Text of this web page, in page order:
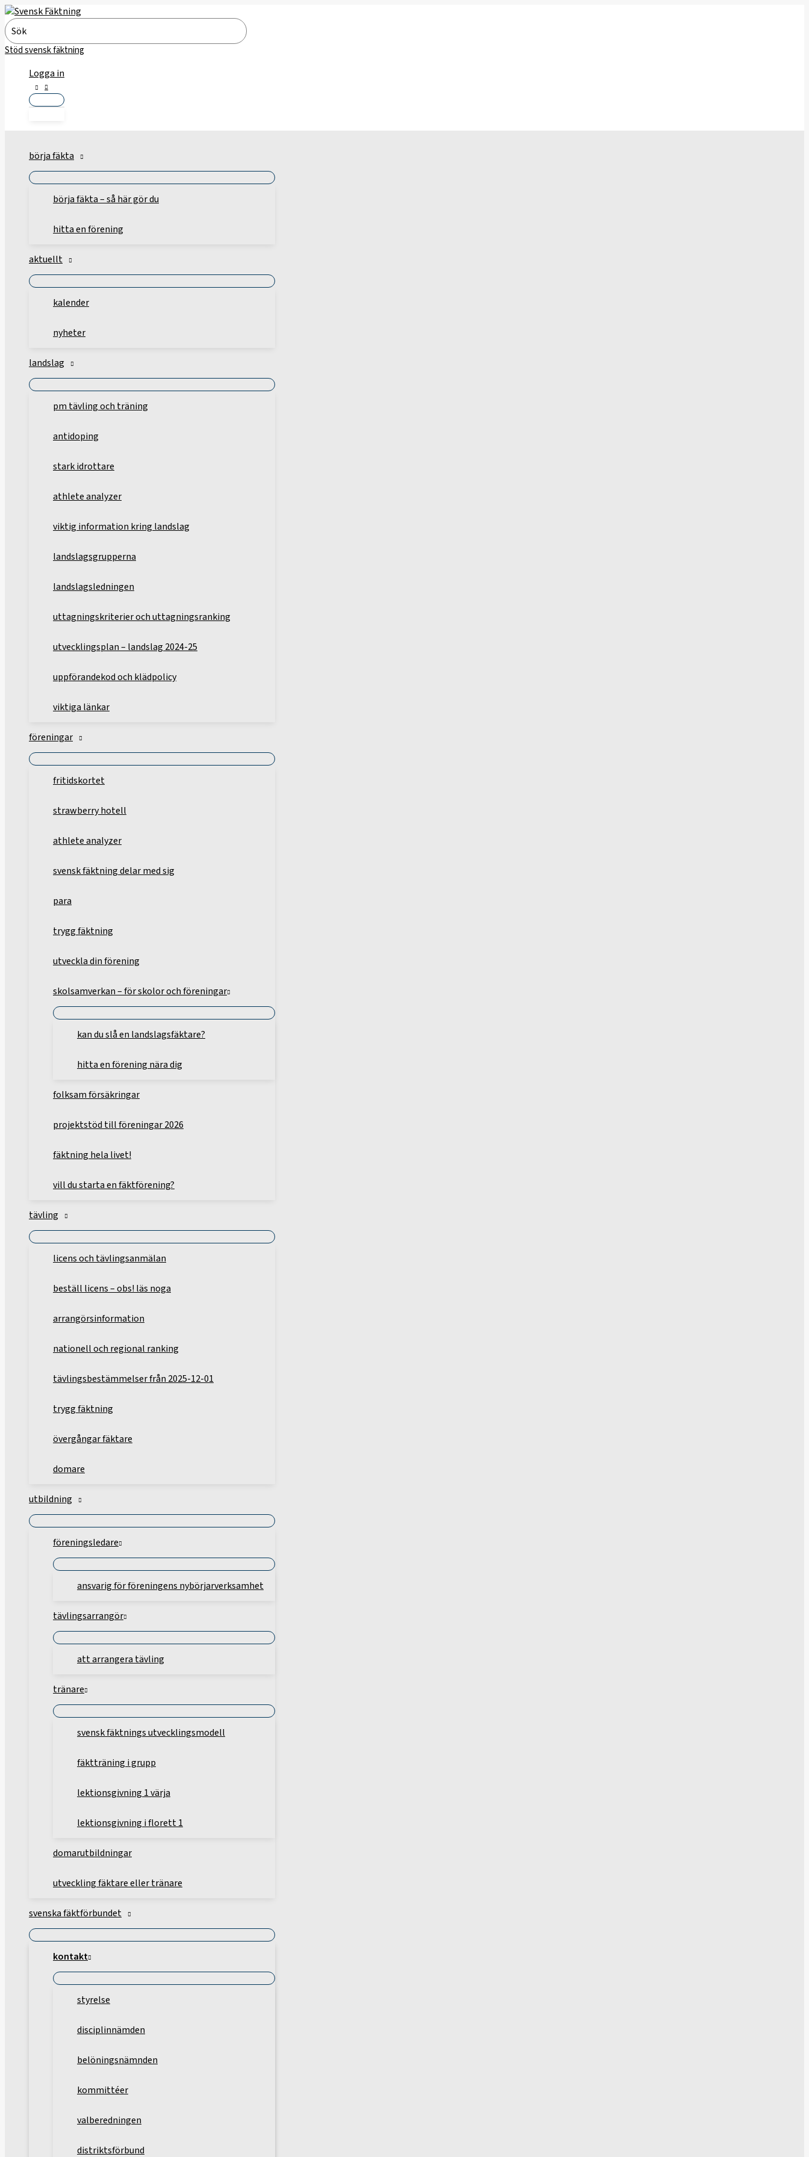
Hoppa
till
innehåll
Search
for:
Stöd svensk fäktning
Logga in
börja fäkta
börja fäkta – så här gör du
hitta en förening
aktuellt
kalender
nyheter
landslag
pm tävling och träning
antidoping
stark idrottare
athlete analyzer
viktig information kring landslag
landslagsgrupperna
landslagsledningen
uttagningskriterier och uttagningsranking
utvecklingsplan – landslag 2024-25
uppförandekod och klädpolicy
viktiga länkar
föreningar
fritidskortet
strawberry hotell
athlete analyzer
svensk fäktning delar med sig
para
trygg fäktning
utveckla din förening
skolsamverkan – för skolor och föreningar
kan du slå en landslagsfäktare?
hitta en förening nära dig
folksam försäkringar
projektstöd till föreningar 2026
fäktning hela livet!
vill du starta en fäktförening?
tävling
licens och tävlingsanmälan
beställ licens – obs! läs noga
arrangörsinformation
nationell och regional ranking
tävlingsbestämmelser från 2025-12-01
trygg fäktning
övergångar fäktare
domare
utbildning
föreningsledare
ansvarig för föreningens nybörjarverksamhet
tävlingsarrangör
att arrangera tävling
tränare
svensk fäktnings utvecklingsmodell
fäktträning i grupp
lektionsgivning 1 värja
lektionsgivning i florett 1
domarutbildningar
utveckling fäktare eller tränare
svenska fäktförbundet
kontakt
styrelse
disciplinnämden
belöningsnämnden
kommittéer
valberedningen
distriktsförbund